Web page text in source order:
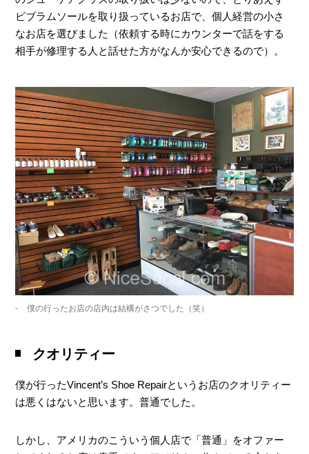
ビブラムソールを取り扱っているお店で、個人経営の小さ
なお店を選びました（依頼する時にカウンターで話をする
相手が修理する人と話せた方がなんか安心できるので）。
僕の行ったお店の店内は結構がさつでした（笑）
クオリティー
僕が行ったVincent’s Shoe Repairというお店のクオリティー
は悪くはないと思います。普通でした。
しかし、アメリカのこういう個人店で「普通」をオファー